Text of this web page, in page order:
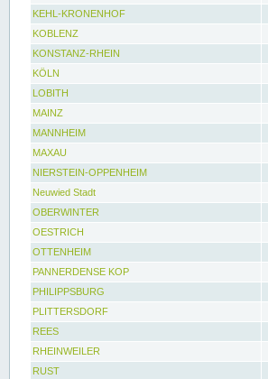
KEHL-KRONENHOF
KOBLENZ
KONSTANZ-RHEIN
KÖLN
LOBITH
MAINZ
MANNHEIM
MAXAU
NIERSTEIN-OPPENHEIM
Neuwied Stadt
OBERWINTER
OESTRICH
OTTENHEIM
PANNERDENSE KOP
PHILIPPSBURG
PLITTERSDORF
REES
RHEINWEILER
RUST